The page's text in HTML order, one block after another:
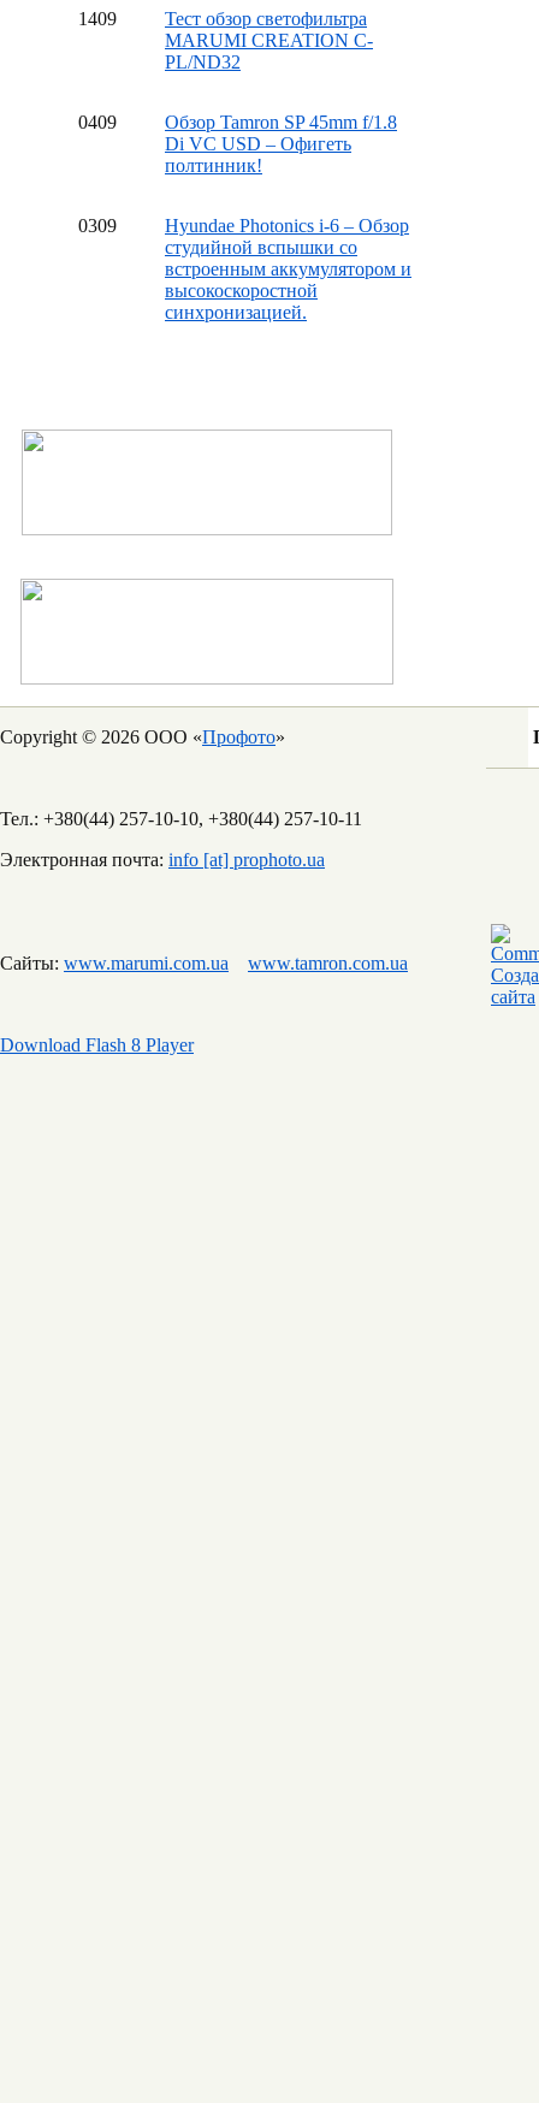
1409
Тест обзор светофильтра
MARUMI CREATION C-
PL/ND32
0409
Обзор Tamron SP 45mm f/1.8
Di VC USD – Офигеть
полтинник!
0309
Hyundae Photonics i-6 – Обзор
студийной вспышки со
встроенным аккумулятором и
высокоскоростной
синхронизацией.
Copyright © 2026 ООО «Профото»
Тел.: +380(44) 257-10-10, +380(44) 257-10-11
Электронная почта: info [at] prophoto.ua
Сайты: www.marumi.com.ua www.tamron.com.ua
Download Flash 8 Player